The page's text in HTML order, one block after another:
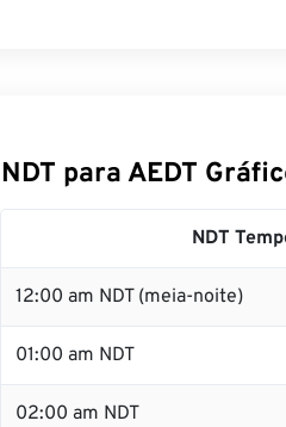
NDT para AEDT
NDT
12:00 am NDT (meia-noite)
01:00 am NDT
02:00 am NDT